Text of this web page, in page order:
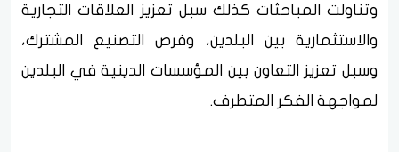
وتناولت المباحثات كذلك سبل تعزيز العلاقات التجارية
والاستثمارية بين البلدين، وفرص التصنيع المشترك،
وسبل تعزيز التعاون بين المؤسسات الدينية في البلدين
لمواجهة الفكر المتطرف.